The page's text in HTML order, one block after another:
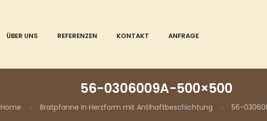
ÜBER UNS REFERENZEN KONTAKT ANFRAGE
56-0306009A-500×500
Home Bratpfanne in Herzform mit Antihaftbeschichtung 56-